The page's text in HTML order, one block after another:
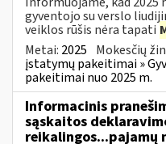
gyventojo su verslo
veiklos rūšis nėra tapati
Metai: 2025 Mokesčių
įstatymų pakeitimai »
pakeitimai nuo 2025 m.
Informacinis
sąskaitos
reikalingos...pajamų